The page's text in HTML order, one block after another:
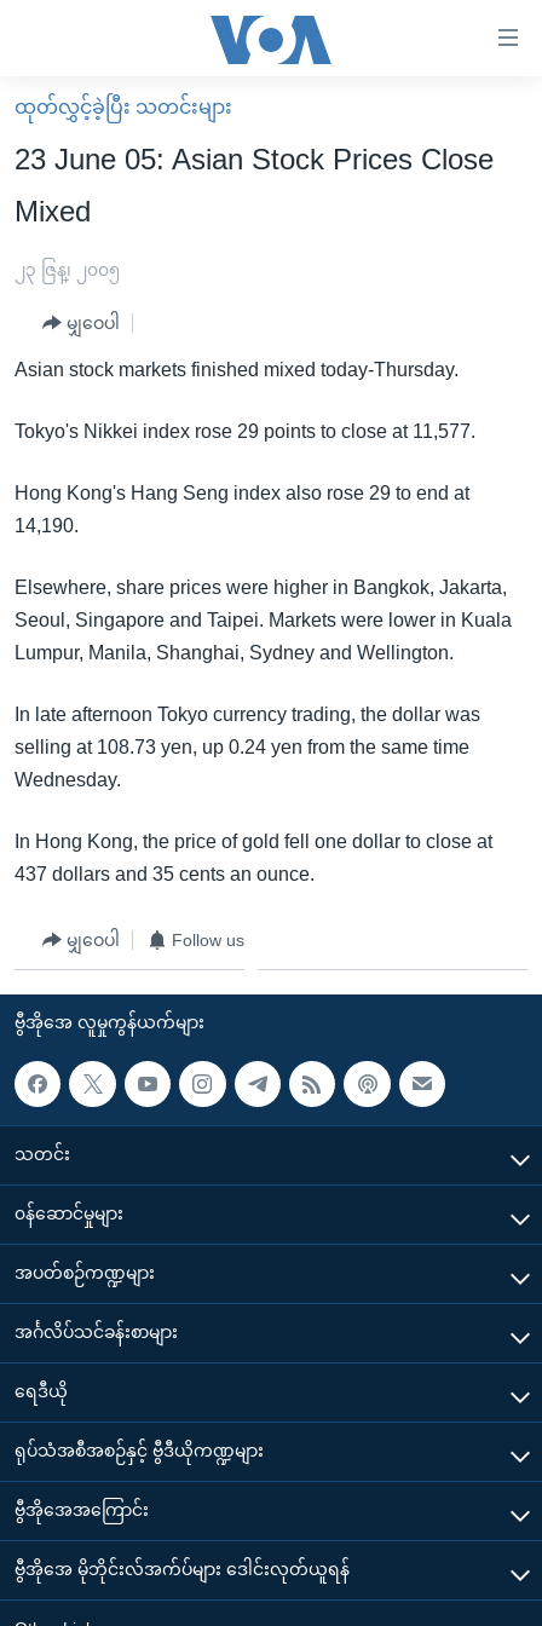
လွယ်ကူ
စေ
သည့်
များ
ရန်
ပင်မ
ညွန်း
စာမျက်နှာ
သို့
ကြည့်
ရန်
ရှာဖွေ
နေရာ
သို့
မူလစာမျက်နှာ
မြန်မာ
ကမ္ဘာ့သတင်းများ
နိုင်ငံတကာ
ဗွီဒီယို
ရပ်ဝန်းတခု လမ်းတခု အလွန်
အမေရိကန်သုံးအီဒီယံ
ရုပ်ရှင်ထဲက အင်္ဂလိပ်စာ
အပတ်စဉ်ကဏ္ဍများ
တီဗွီ
ရေဒီယို/တီဗွီအစီအစဉ်
Learning English
ဗွီအိုအေ လူမှုကွန်ယက်များ
ဘာသာစကားများ
ထုတ်လွှင့်ခဲ့ပြီး သတင်းများ
23 June 05: Asian Stock Prices Close
Mixed
၂၃ ဇြန္၊ ၂၀၀၅
မျှဝေပါ
Asian stock markets finished mixed today-Thursday.
Tokyo's Nikkei index rose 29 points to close at 11,577.
Hong Kong's Hang Seng index also rose 29 to end at
14,190.
Elsewhere, share prices were higher in Bangkok, Jakarta,
Seoul, Singapore and Taipei. Markets were lower in Kuala
Lumpur, Manila, Shanghai, Sydney and Wellington.
In late afternoon Tokyo currency trading, the dollar was
selling at 108.73 yen, up 0.24 yen from the same time
Wednesday.
In Hong Kong, the price of gold fell one dollar to close at
437 dollars and 35 cents an ounce.
မျှဝေပါ Follow us
ဗွီအိုအေ လူမှုကွန်ယက်များ
သတင်း
၀န်ဆောင်မှုများ
အပတ်စဉ်ကဏ္ဍများ
အင်္ဂလိပ်သင်ခန်းစာများ
ရေဒီယို
ရုပ်သံအစီအစဉ်နှင့် ဗွီဒီယိုကဏ္ဍများ
ဗွီအိုအေအကြောင်း
ဗွီအိုအေ မိုဘိုင်းလ်အက်ပ်များ ဒေါင်းလုတ်ယူရန်